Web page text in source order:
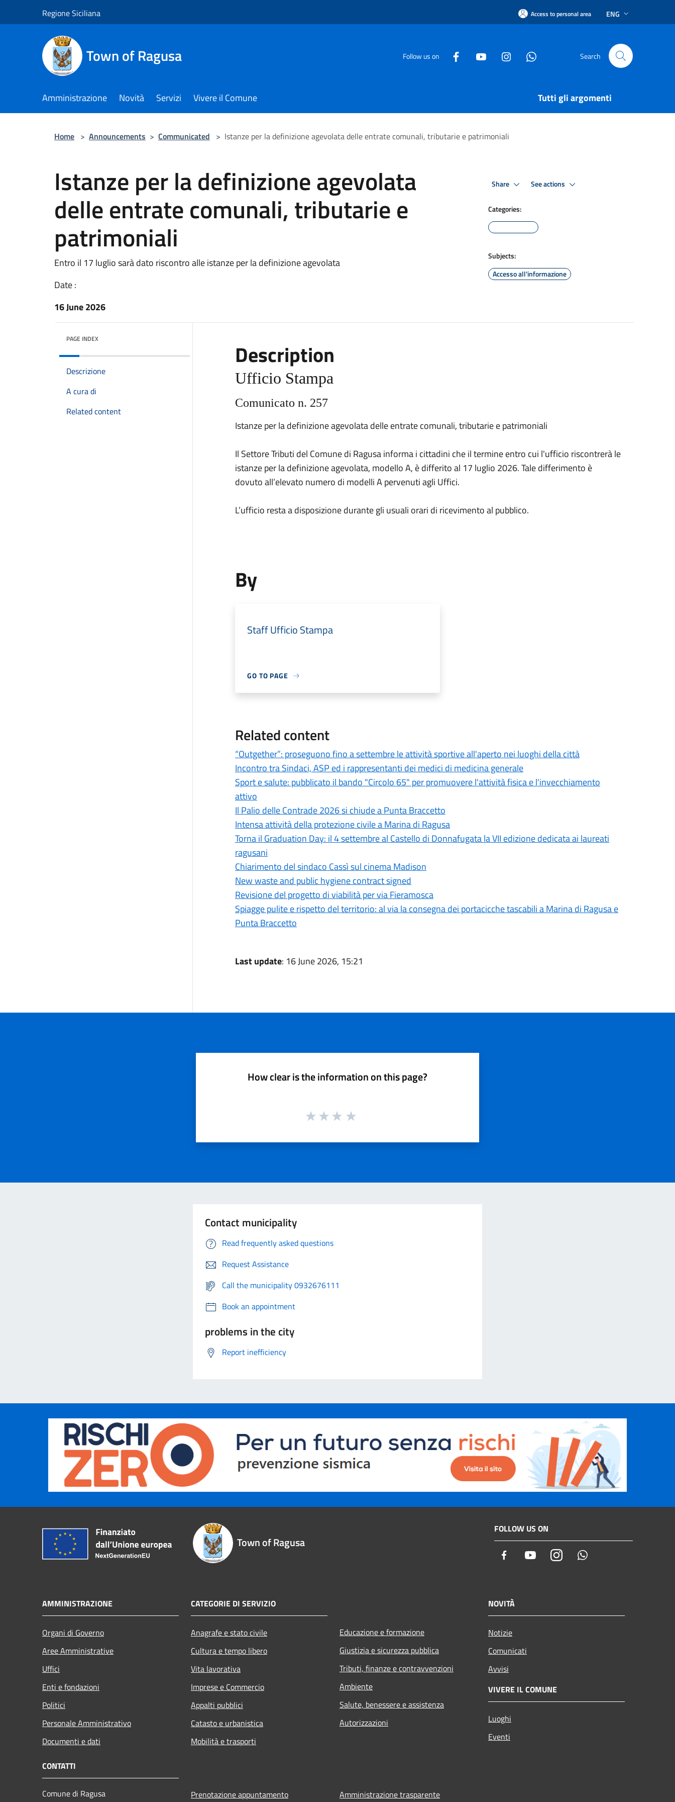
Regione Siciliana Access to personal area ENG
Town of Ragusa Follow us on Search
Amministrazione Novità Servizi Vivere il Comune Tutti gli argomenti
Home > Announcements > Communicated > Istanze per la definizione agevolata delle entrate comunali, tributarie e patrimoniali
Istanze per la definizione agevolata
delle entrate comunali, tributarie e
patrimoniali
Entro il 17 luglio sarà dato riscontro alle istanze per la definizione agevolata
Date :
16 June 2026
Share See actions
Categories:
Subjects:
Accesso all'informazione
PAGE INDEX
Descrizione
A cura di
Related content
Description
Ufficio Stampa
Comunicato n. 257
Istanze per la definizione agevolata delle entrate comunali, tributarie e patrimoniali
Il Settore Tributi del Comune di Ragusa informa i cittadini che il termine entro cui l'ufficio riscontrerà le
istanze per la definizione agevolata, modello A, è differito al 17 luglio 2026. Tale differimento è
dovuto all’elevato numero di modelli A pervenuti agli Uffici.
L’ufficio resta a disposizione durante gli usuali orari di ricevimento al pubblico.
By
Staff Ufficio Stampa
GO TO PAGE
Related content
“Outgether”: proseguono fino a settembre le attività sportive all'aperto nei luoghi della città
Incontro tra Sindaci, ASP ed i rappresentanti dei medici di medicina generale
Sport e salute: pubblicato il bando "Circolo 65" per promuovere l'attività fisica e l'invecchiamento
attivo
Il Palio delle Contrade 2026 si chiude a Punta Braccetto
Intensa attività della protezione civile a Marina di Ragusa
Torna il Graduation Day: il 4 settembre al Castello di Donnafugata la VII edizione dedicata ai laureati
ragusani
Chiarimento del sindaco Cassì sul cinema Madison
New waste and public hygiene contract signed
Revisione del progetto di viabilità per via Fieramosca
Spiagge pulite e rispetto del territorio: al via la consegna dei portacicche tascabili a Marina di Ragusa e
Punta Braccetto
Last update: 16 June 2026, 15:21
How clear is the information on this page?
Contact municipality
Read frequently asked questions
Request Assistance
Call the municipality 0932676111
Book an appointment
problems in the city
Report inefficiency
Town of Ragusa
FOLLOW US ON
Facebook YoutubeInstagram
AMMINISTRAZIONE
Organi di Governo
Aree Amministrative
Uffici
Enti e fondazioni
Politici
Personale Amministrativo
Documenti e dati
CATEGORIE DI SERVIZIO
Anagrafe e stato civile
Cultura e tempo libero
Vita lavorativa
Imprese e Commercio
Appalti pubblici
Catasto e urbanistica
Mobilità e trasporti
Educazione e formazione
Giustizia e sicurezza pubblica
Tributi, finanze e contravvenzioni
Ambiente
Salute, benessere e assistenza
Autorizzazioni
NOVITÀ
Notizie
Comunicati
Avvisi
VIVERE IL COMUNE
Luoghi
Eventi
CONTATTI
Comune di Ragusa
Prenotazione appuntamento Amministrazione trasparente